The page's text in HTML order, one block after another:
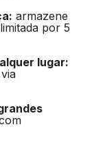
armazene
por 5
lugar: